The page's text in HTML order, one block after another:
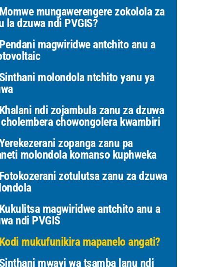
Momwe mungawerengere zokolola za
la dzuwa ndi PVGIS?
Pendani magwiridwe antchito anu a
Sinthani molondola ntchito yanu ya
Khalani ndi zojambula zanu za dzuwa
chowongolera kwambiri
zopanga zanu pa
molondola komanso kuphweka
Fotokozerani zotulutsa zanu za dzuwa
Kukulitsa magwiridwe antchito anu a
ndi PVGIS
Kodi mukufunikira mapanelo angati?
Sinthani mwayi wa tsamba lanu ndi